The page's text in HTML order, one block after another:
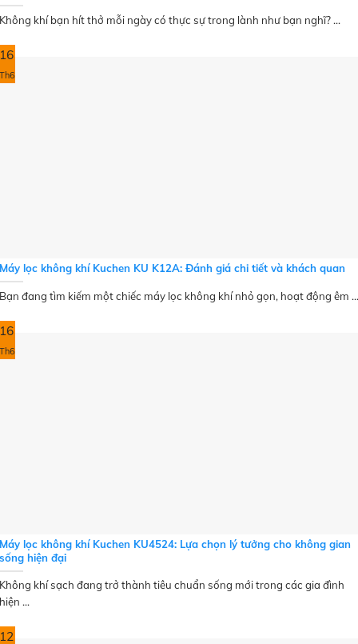
Không khí bạn hít thở mỗi ngày có thực sự trong lành như bạn nghĩ? ...
16
Th6
Máy lọc không khí Kuchen KU K12A: Đánh giá chi tiết và khách quan
Bạn đang tìm kiếm một chiếc máy lọc không khí nhỏ gọn, hoạt động êm ...
16
Th6
Máy lọc không khí Kuchen KU4524: Lựa chọn lý tưởng cho không gian
sống hiện đại
Không khí sạch đang trở thành tiêu chuẩn sống mới trong các gia đình
hiện ...
12